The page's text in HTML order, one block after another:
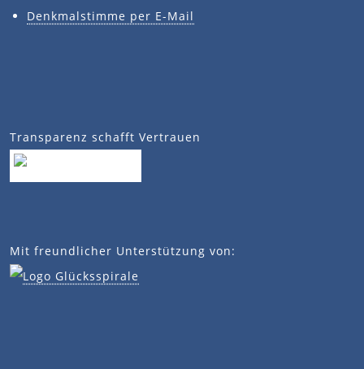
Denkmalstimme per E-Mail
Transparenz schafft Vertrauen
Mit freundlicher Unterstützung von: